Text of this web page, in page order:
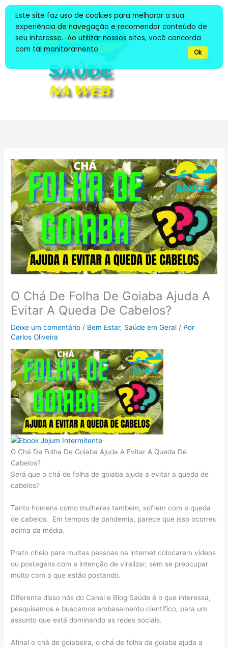
conteúdo
O Chá De Folha De Goiaba Ajuda A
Evitar A Queda De Cabelos?
Deixe um comentário / Bem Estar, Saúde em Geral / Por
Carlos Oliveira
O Chá De Folha De Goiaba Ajuda A Evitar A Queda De
Cabelos?
Será que o chá de folha de goiaba ajuda a evitar a queda de
cabelos?
Tanto homens como mulheres também, sofrem com a queda
de cabelos. Em tempos de pandemia, parece que isso ocorreu
acima da média.
Prato cheio para muitas pessoas na internet colocarem vídeos
ou postagens com a intenção de viralizar, sem se preocupar
muito com o que estão postando.
Diferente disso nós do Canal e Blog Saúde é o que interessa,
pesquisamos e buscamos embasamento científico, para um
assunto que está dominando as redes sociais.
Afinal o chá de goiabeira, o chá de folha da goiaba ajuda a
Este site faz uso de cookies para melhorar a sua
experiência de navegação e recomendar conteúdo de
seu interesse. Ao utilizar nossos sites, você concorda
com tal monitoramento.
Ok